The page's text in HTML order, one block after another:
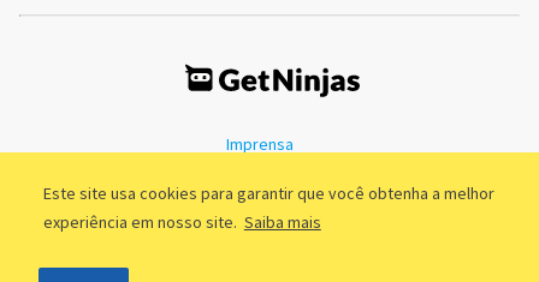
Este site usa cookies para garantir que você obtenha a melhor
experiência em nosso site. Saiba mais
Imprensa
Política de Privacidade